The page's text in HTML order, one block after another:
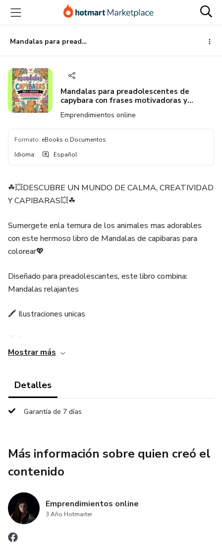
principal
página
de
página
Mandalas para preadolescentes de capybara con frases motivadoras y ejercicios de manifestacion.
Mandalas para preadolescentes de
capybara con frases motivadoras y
Emprendimientos online
Formato: eBooks o Documentos
Idioma: Español
☘💥DESCUBRE UN MUNDO DE CALMA, CREATIVIDAD
Y CAPIBARAS💥☘
Sumergete enla ternura de los animales mas adorables
con este hermoso libro de Mandalas de capibaras para
colorear💖
Diseñado para preadolescantes, este libro combina:
Mandalas relajantes
🖍 Ilustraciones unicas
🌟 Frases motivadoras que inspiran autoestima y
creatividad
Cada pagina fue creada para ayudarte a:
🧸 Estimular tu imaginacion
🧸 Expresar tu creatividad con colores
🧸 Disfrutar horas de diversion sana y artistica
Prepara tus lapices favoritos ✏🖌🖍y dale vida a cada
capibara!
Mostrar más
Detalles
Garantía de 7 días
Más información sobre quien creó el
contenido
Emprendimientos online
3 Año Hotmarter